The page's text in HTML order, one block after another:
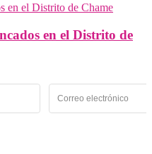
en el Distrito de